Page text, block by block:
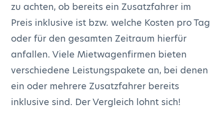
zu achten, ob bereits ein Zusatzfahrer im
Preis inklusive ist bzw. welche Kosten pro Tag
oder für den gesamten Zeitraum hierfür
anfallen. Viele Mietwagenfirmen bieten
verschiedene Leistungspakete an, bei denen
ein oder mehrere Zusatzfahrer bereits
inklusive sind. Der Vergleich lohnt sich!